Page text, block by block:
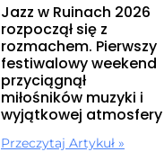
Jazz w Ruinach 2026
rozpoczął się z
rozmachem. Pierwszy
festiwalowy weekend
przyciągnął
miłośników muzyki i
wyjątkowej atmosfery
Przeczytaj Artykuł »